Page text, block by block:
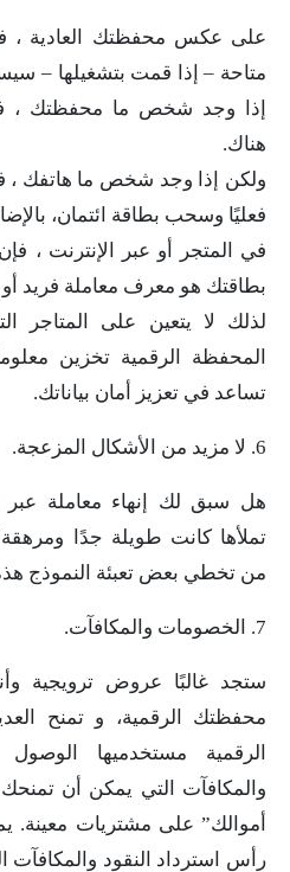
على عكس محفظتك العادية ،
متاحة – إذا قمت بتشغيلها –
إذا وجد شخص ما محفظتك ،
هناك.
ولكن إذا وجد شخص ما هاتفك ،
فعليًا وسحب بطاقة ائتمان،
في المتجر أو عبر الإنترنت ،
بطاقتك هو معرف معاملة فريد أو
لذلك لا يتعين على المتاجر
المحفظة الرقمية تخزين
تساعد في تعزيز أمان بياناتك.
6. لا مزيد من الأشكال المزعجة.
هل سبق لك إنهاء معاملة عبر
تملأها كانت طويلة جدًا
من تخطي بعض تعبئة النموذج
7. الخصومات والمكافآت.
ستجد غالبًا عروض ترويجية
محفظتك الرقمية، و تمنح
الرقمية مستخدميها
والمكافآت التي يمكن أن
أموالك” على مشتريات معينة.
رأس استرداد النقود والمكافآت